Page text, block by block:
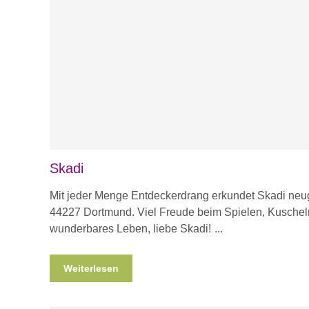
Skadi
Mit jeder Menge Entdeckerdrang erkundet Skadi
44227 Dortmund. Viel Freude beim Spielen,
wunderbares Leben, liebe Skadi!
Weiterlesen